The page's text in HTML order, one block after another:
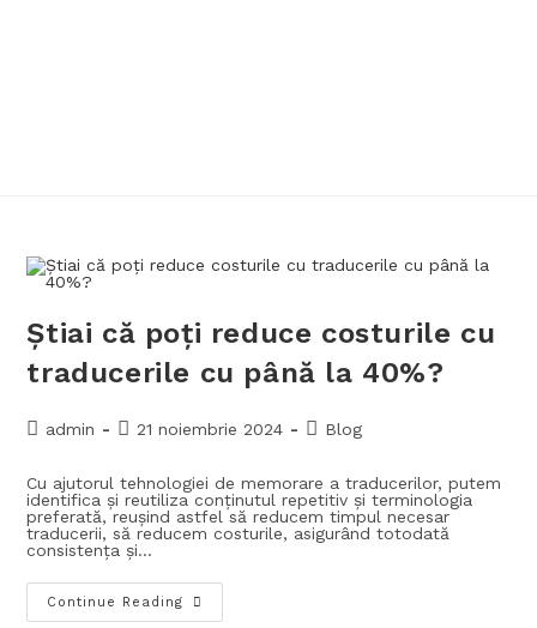
Știai că poți reduce costurile cu
traducerile cu până la 40%?
admin 21 noiembrie 2024 Blog
Cu ajutorul tehnologiei de memorare a traducerilor, putem
identifica și reutiliza conținutul repetitiv și terminologia
preferată, reușind astfel să reducem timpul necesar
traducerii, să reducem costurile, asigurând totodată
consistența și…
Continue Reading